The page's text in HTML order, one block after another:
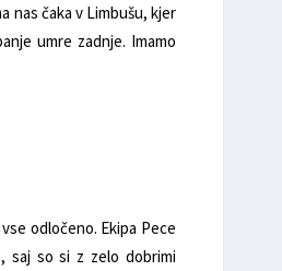
nas čaka v Limbušu, kjer
umre zadnje. Imamo
odločeno. Ekipa Pece
saj so si z zelo dobrimi